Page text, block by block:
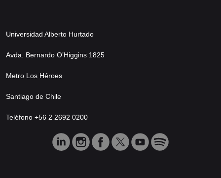
Universidad Alberto Hurtado
Avda. Bernardo O’Higgins 1825
Metro Los Héroes
Santiago de Chile
Teléfono +56 2 2692 0200